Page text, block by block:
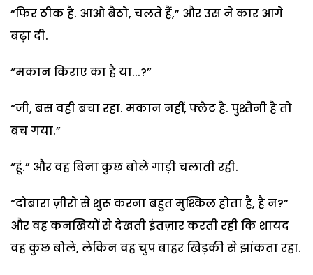
“फिर ठीक है. आओ बैठो, चलते हैं,” और उस ने कार आगे
बढ़ा दी.
“मकान किराए का हैया...?”
“जी, बस वही बचा रहा. मकान नहीं, फ्लैट है. पुश्तैनी है तो
बच गया.”
“हूं.” और वह बिना कुछ बोले गाड़ी चलाती रही.
“दोबारा ज़ीरो से शुरू करना बहुत मुश्किल होता है, है न?”
और वह कनखियों से देखती इंतज़ार करती रही कि शायद
वह कुछ बोले, लेकिन वह चुप बाहर खिड़की से झांकता रहा.